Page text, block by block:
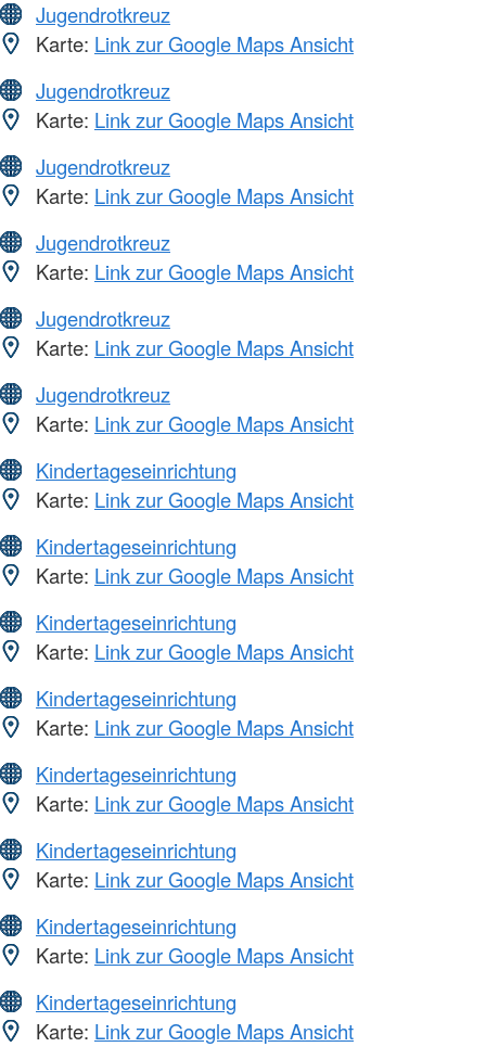
Jugendrotkreuz
Karte: Link zur Google Maps Ansicht
Jugendrotkreuz
Karte: Link zur Google Maps Ansicht
Jugendrotkreuz
Karte: Link zur Google Maps Ansicht
Jugendrotkreuz
Karte: Link zur Google Maps Ansicht
Jugendrotkreuz
Karte: Link zur Google Maps Ansicht
Jugendrotkreuz
Karte: Link zur Google Maps Ansicht
Kindertageseinrichtung
Karte: Link zur Google Maps Ansicht
Kindertageseinrichtung
Karte: Link zur Google Maps Ansicht
Kindertageseinrichtung
Karte: Link zur Google Maps Ansicht
Kindertageseinrichtung
Karte: Link zur Google Maps Ansicht
Kindertageseinrichtung
Karte: Link zur Google Maps Ansicht
Kindertageseinrichtung
Karte: Link zur Google Maps Ansicht
Kindertageseinrichtung
Karte: Link zur Google Maps Ansicht
Kindertageseinrichtung
Karte: Link zur Google Maps Ansicht